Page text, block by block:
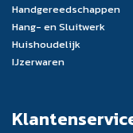
Handgereedschappen
Hang- en Sluitwerk
Huishoudelijk
IJzerwaren